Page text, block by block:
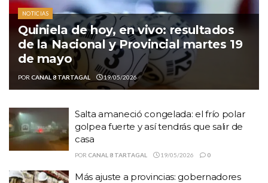
NOTICIAS
Quiniela de hoy, en vivo: resultados
de la Nacional y Provincial martes 19
de mayo
POR CANAL 8 TARTAGAL 19/05/2026
Salta amaneció congelada: el frío polar
golpea fuerte y así tendrás que salir de
casa
POR CANAL 8 TARTAGAL 19/05/2026 0
Más ajuste a provincias: gobernadores